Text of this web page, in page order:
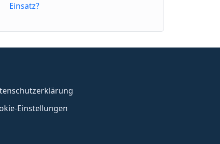
Einsatz?
Einstellungen